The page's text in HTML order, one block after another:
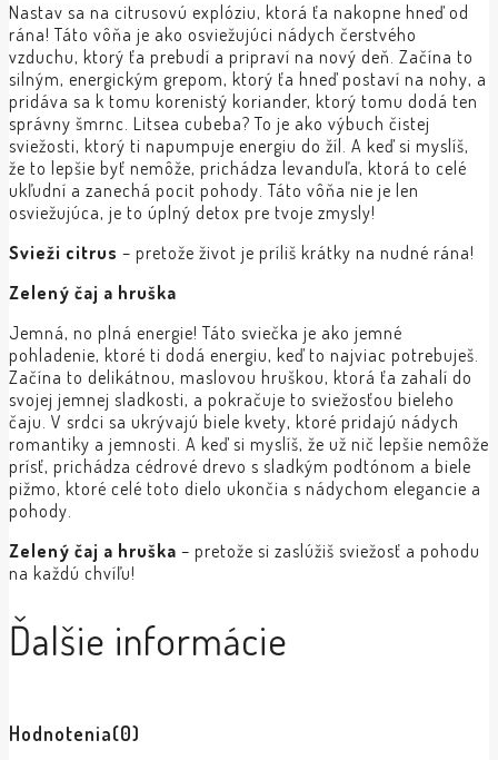
Nastav sa na citrusovú explóziu, ktorá ťa nakopne hneď od
rána! Táto vôňa je ako osviežujúci nádych čerstvého
vzduchu, ktorý ťa prebudí a pripraví na nový deň. Začína to
silným, energickým grepom, ktorý ťa hneď postaví na nohy, a
pridáva sa k tomu korenistý koriander, ktorý tomu dodá ten
správny šmrnc. Litsea cubeba? To je ako výbuch čistej
sviežosti, ktorý ti napumpuje energiu do žíl. A keď si myslíš,
že to lepšie byť nemôže, prichádza levanduľa, ktorá to celé
ukľudní a zanechá pocit pohody. Táto vôňa nie je len
osviežujúca, je to úplný detox pre tvoje zmysly!
Svieži citrus – pretože život je príliš krátky na nudné rána!
Zelený čaj a hruška
Jemná, no plná energie! Táto sviečka je ako jemné
pohladenie, ktoré ti dodá energiu, keď to najviac potrebuješ.
Začína to delikátnou, maslovou hruškou, ktorá ťa zahalí do
svojej jemnej sladkosti, a pokračuje to sviežosťou bieleho
čaju. V srdci sa ukrývajú biele kvety, ktoré pridajú nádych
romantiky a jemnosti. A keď si myslíš, že už nič lepšie nemôže
prísť, prichádza cédrové drevo s sladkým podtónom a biele
pižmo, ktoré celé toto dielo ukončia s nádychom elegancie a
pohody.
Zelený čaj a hruška – pretože si zaslúžiš sviežosť a pohodu
na každú chvíľu!
Ďalšie informácie
Hodnotenia(0)